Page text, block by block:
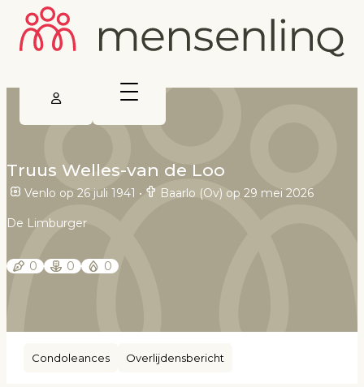
Truus Welles-van de Loo
Venlo op 26 juli 1941 • Baarlo (Ov) op 29 mei 2026
De Limburger
0 0 0
Condoleances Overlijdensbericht